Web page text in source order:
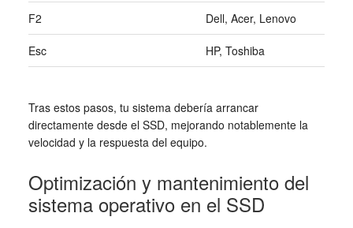
F2 Dell, Acer, Lenovo
Esc HP, Toshiba
Tras estos pasos, tu sistema debería arrancar
directamente desde el SSD, mejorando notablemente la
velocidad y la respuesta del equipo.
Optimización y mantenimiento del
sistema operativo en el SSD